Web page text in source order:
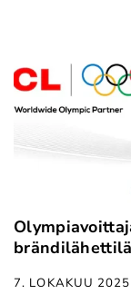
7. LOKAKUU 2025